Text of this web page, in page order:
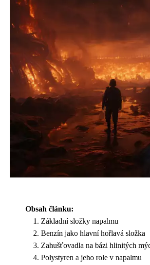
Obsah článku:
Základní složky napalmu
Benzín jako hlavní hořlavá složka
Zahušťovadla na bázi hlinitých
Polystyren a jeho role v napalmu